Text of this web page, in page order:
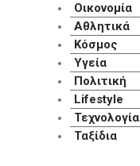
Οικονομία
Αθλητικά
Κόσμος
Υγεία
Πολιτική
Lifestyle
Τεχνολογία
Ταξίδια